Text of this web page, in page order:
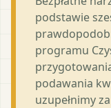
podstawie
programu
podawania
uzupełnimy